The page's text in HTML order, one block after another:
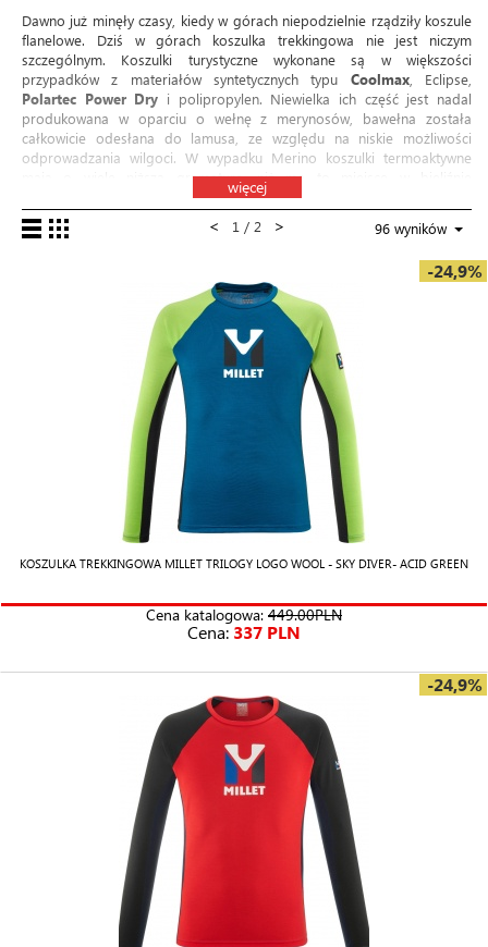
Dawno już minęły czasy, kiedy w górach niepodzielnie rządziły koszule
flanelowe. Dziś w górach koszulka trekkingowa nie jest niczym
szczególnym. Koszulki turystyczne wykonane są w większości
przypadków z materiałów syntetycznych typu Coolmax, Eclipse,
Polartec Power Dry i polipropylen. Niewielka ich część jest nadal
produkowana w oparciu o wełnę z merynosów, bawełna została
całkowicie odesłana do lamusa, ze względu na niskie możliwości
odprowadzania wilgoci. W wypadku Merino koszulki termoaktywne
mają o wiele niższą gramaturę, niż ma to miejsce w bieliźnie
trekkingowej przeznaczonej do działalności zimą. Bardzo ważnym
elementem jest też odpowiednie zabezpieczenie koszulek przed
powstawaniem nieprzyjemnych zapachów. Swoją siłę pokazują tutaj
bakteriobójczym działaniu jonów srebra. Niekwestionowanym liderem
Polygiene. Prawidłowo dobrana koszulka
trekkingowa będzie świetnie współpracować z
kurtką membranową
. W ofercie sklepu weld.pl znajdują się koszulki
trekkingowe takich marek jak
Millet, Dynafit, Milo
Trangoworld.
więcej
< 1 / 2 > 96 wyników
-24,9%
KOSZULKA TREKKINGOWA MILLET TRILOGY LOGO WOOL - SKY DIVER- ACID GREEN
Cena katalogowa: 449.00PLN
Cena: 337 PLN
-24,9%